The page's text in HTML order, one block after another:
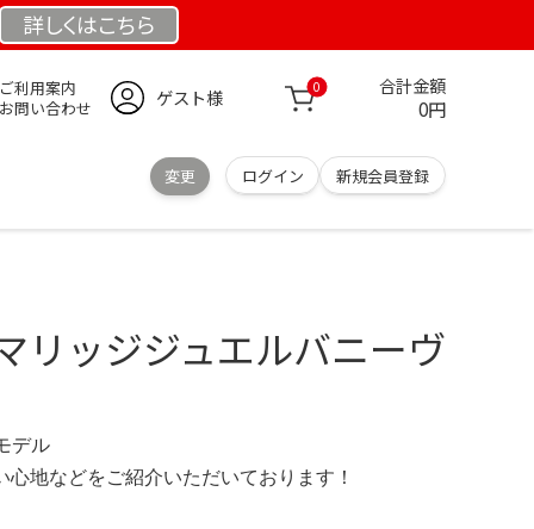
詳しくはこちら
ご利用案内
お問い合わせ
ゲスト様 0 合計金額
0円
変更 ログイン 新規会員登録
リッジジュエルバニーヴ
デル
地などをご紹介いただいております！